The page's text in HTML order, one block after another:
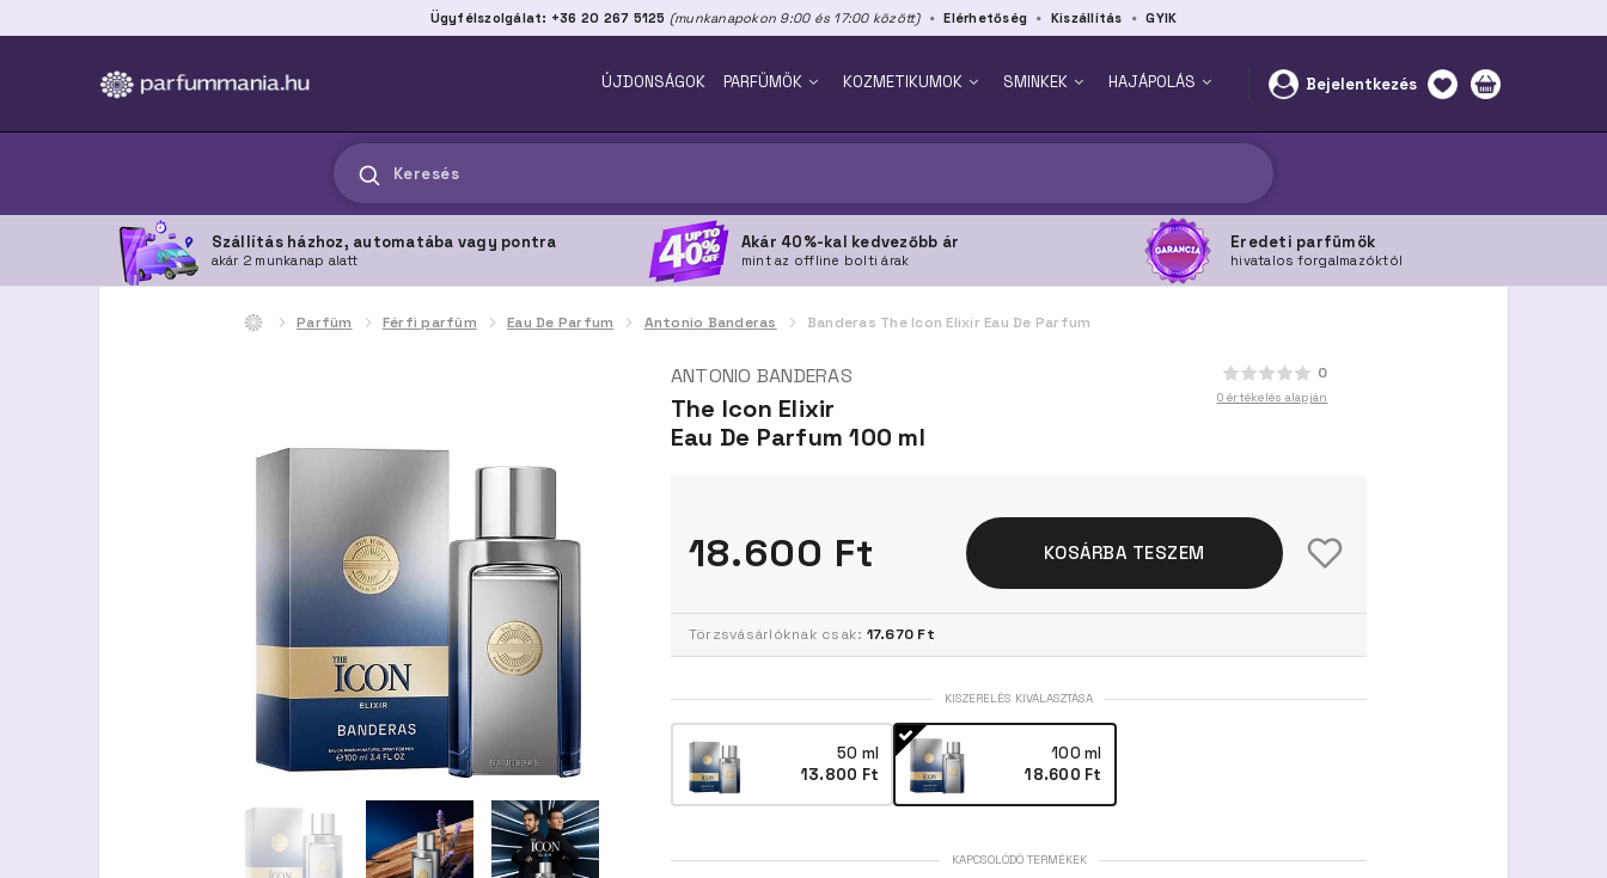
Ügyfélszolgálat: +36 20 267 5125 (munkanapokon 9:00 és 17:00 között) Elérhetőség Kiszállítás GYIK
ÚJDONSÁGOK PARFÜMÖK KOZMETIKUMOK SMINKEK HAJÁPOLÁS Bejelentkezés
Keresés
Szállítás házhoz, automatába vagy pontra
akár 2 munkanap alatt
Akár 40%-kal kedvezőbb ár
mint az offline bolti árak
Eredeti parfümök
hivatalos forgalmazóktól
Parfüm Férfi parfüm Eau De Parfum Antonio Banderas Banderas The Icon Elixir Eau De Parfum
0
0 értékelés alapján
ANTONIO BANDERAS
The Icon Elixir
Eau De Parfum 100 ml
18.600 Ft KOSÁRBA TESZEM
Törzsvásárlóknak csak: 17.670 Ft
KISZERELÉS KIVÁLASZTÁSA
50 ml
13.800 Ft
100 ml
18.600 Ft
KAPCSOLÓDÓ TERMÉKEK